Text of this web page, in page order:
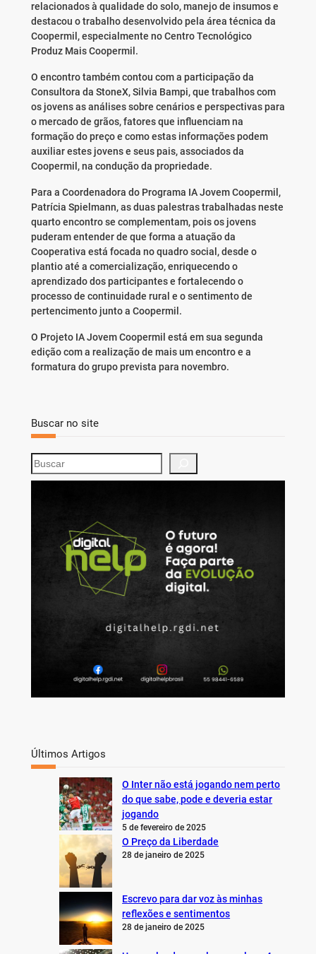
relacionados à qualidade do solo, manejo de insumos e
destacou o trabalho desenvolvido pela área técnica da
Coopermil, especialmente no Centro Tecnológico
Produz Mais Coopermil.
O encontro também contou com a participação da
Consultora da StoneX, Silvia Bampi, que trabalhos com
os jovens as análises sobre cenários e perspectivas para
o mercado de grãos, fatores que influenciam na
formação do preço e como estas informações podem
auxiliar estes jovens e seus pais, associados da
Coopermil, na condução da propriedade.
Para a Coordenadora do Programa IA Jovem Coopermil,
Patrícia Spielmann, as duas palestras trabalhadas neste
quarto encontro se complementam, pois os jovens
puderam entender de que forma a atuação da
Cooperativa está focada no quadro social, desde o
plantio até a comercialização, enriquecendo o
aprendizado dos participantes e fortalecendo o
processo de continuidade rural e o sentimento de
pertencimento junto a Coopermil.
O Projeto IA Jovem Coopermil está em sua segunda
edição com a realização de mais um encontro e a
formatura do grupo prevista para novembro.
Buscar no site
S
e
Últimos Artigos
O Inter não está jogando nem perto
do que sabe, pode e deveria estar
jogando
5 de fevereiro de 2025
O Preço da Liberdade
28 de janeiro de 2025
Escrevo para dar voz às minhas
reflexões e sentimentos
28 de janeiro de 2025